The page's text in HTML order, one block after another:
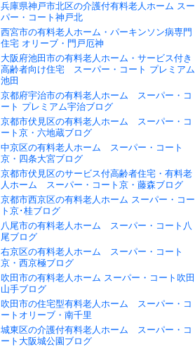
兵庫県神戸市北区の介護付有料老人ホーム スー
パー・コート神戸北
西宮市の有料老人ホーム・パーキンソン病専門
住宅 オリーブ・門戸厄神
大阪府池田市の有料老人ホーム・サービス付き
高齢者向け住宅 スーパー・コート プレミアム
池田
京都府宇治市の有料老人ホーム スーパー・コ
ート プレミアム宇治ブログ
京都市伏見区の有料老人ホーム スーパー・コ
ート京・六地蔵ブログ
中京区の有料老人ホーム スーパー・コート
京・四条大宮ブログ
京都市伏見区のサービス付高齢者住宅・有料老
人ホーム スーパー・コート京・藤森ブログ
京都市西京区の有料老人ホーム スーパー・コー
ト京･桂ブログ
八尾市の有料老人ホーム スーパー・コート八
尾ブログ
右京区の有料老人ホーム スーパー・コート
京・西京極ブログ
吹田市の有料老人ホーム スーパー・コート吹田
山手ブログ
吹田市の住宅型有料老人ホーム スーパー・コ
ートオリーブ・南千里
城東区の介護付有料老人ホーム スーパー・コ
ート大阪城公園ブログ